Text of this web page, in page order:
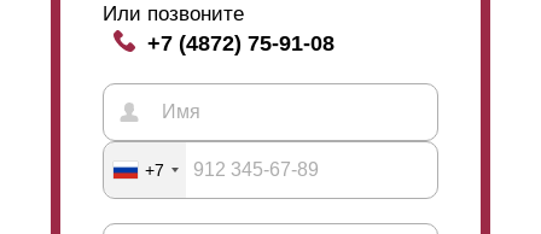
Или позвоните
+7 (4872) 75-91-08
+7